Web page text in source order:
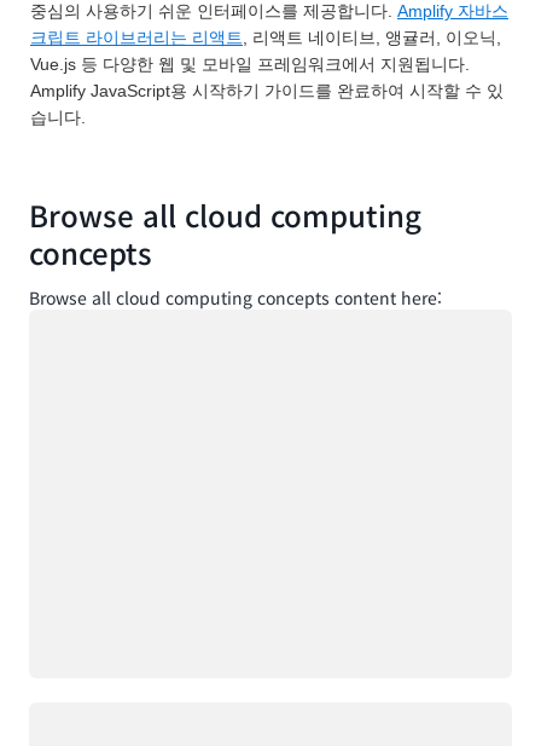
중심의 사용하기 쉬운 인터페이스를 제공합니다. Amplify 자바스
크립트 라이브러리는 리액트, 리액트 네이티브, 앵귤러, 이오닉,
Vue.js 등 다양한 웹 및 모바일 프레임워크에서 지원됩니다.
Amplify JavaScript용 시작하기 가이드를 완료하여 시작할 수 있
습니다.
Browse all cloud computing
concepts
Browse all cloud computing concepts content here: